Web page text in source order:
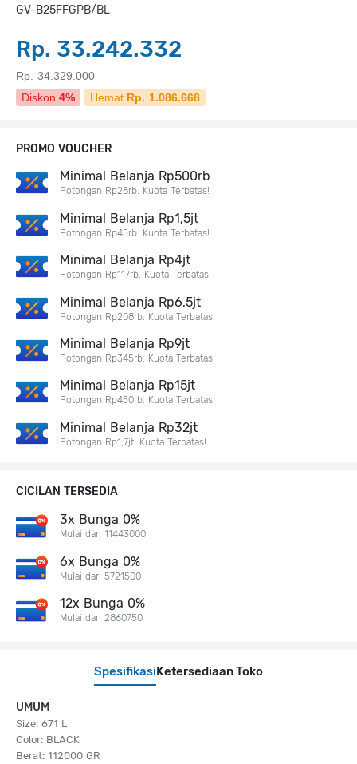
GV-B25FFGPB/BL
Rp. 33.242.332
Rp. 34.329.000
Diskon 4% Hemat Rp. 1.086.668
SpesifikasiKetersediaan Toko
UMUM
Size: 671 L
Color: BLACK
Berat: 112000 GR
PROMO VOUCHER
Minimal Belanja Rp500rb
Potongan Rp28rb. Kuota Terbatas!
Minimal Belanja Rp1,5jt
Potongan Rp45rb. Kuota Terbatas!
Minimal Belanja Rp4jt
Potongan Rp117rb. Kuota Terbatas!
Minimal Belanja Rp6,5jt
Potongan Rp208rb. Kuota Terbatas!
Minimal Belanja Rp9jt
Potongan Rp345rb. Kuota Terbatas!
Minimal Belanja Rp15jt
Potongan Rp450rb. Kuota Terbatas!
Minimal Belanja Rp32jt
Potongan Rp1,7jt. Kuota Terbatas!
CICILAN TERSEDIA
3x Bunga 0%
Mulai dari 11443000
6x Bunga 0%
Mulai dari 5721500
12x Bunga 0%
Mulai dari 2860750